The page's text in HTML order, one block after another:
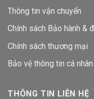
Thông tin vận chuyển
Chính sách Bảo hành &
Chính sách thương mại
Bảo vệ thông tin cá nhân
THÔNG TIN LIÊN HỆ